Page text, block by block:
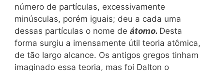
número de partículas, excessivamente
minúsculas, porém iguais; deu a cada uma
dessas partículas o nome de átomo. Desta
forma surgiu a imensamente útil teoria atômica,
de tão largo alcance. Os antigos gregos tinham
imaginado essa teoria, mas foi Dalton o